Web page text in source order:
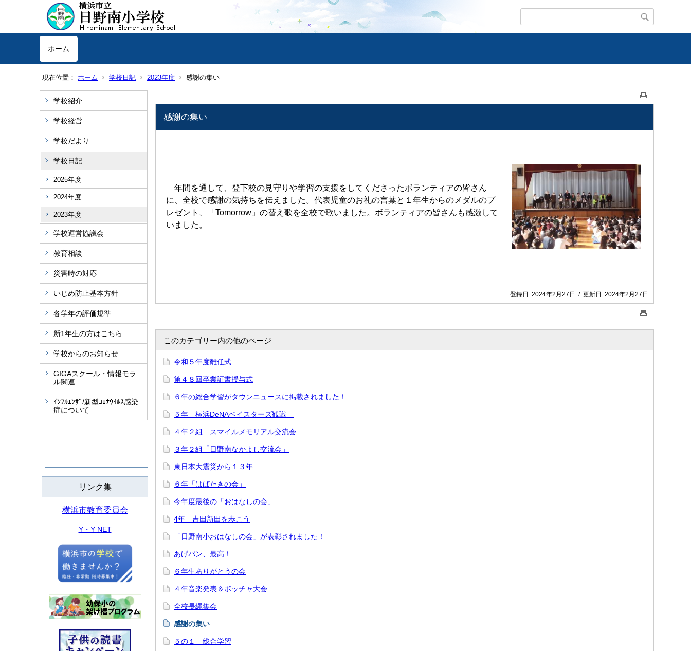
ホーム
現在位置： ホーム 学校日記 2023年度 感謝の集い
学校紹介
学校経営
学校だより
学校日記
2025年度
2024年度
2023年度
学校運営協議会
教育相談
災害時の対応
いじめ防止基本方針
各学年の評価規準
新1年生の方はこちら
学校からのお知らせ
GIGAスクール・情報モラ
ル関連
ｲﾝﾌﾙｴﾝｻﾞ/新型ｺﾛﾅｳｲﾙｽ感染
症について
リンク集
横浜市教育委員会
Y・Y NET
感謝の集い
年間を通して、登下校の見守りや学習の支援をしてくださったボランティアの皆さん
に、全校で感謝の気持ちを伝えました。代表児童のお礼の言葉と１年生からのメダルのプ
レゼント、「Tomorrow」の替え歌を全校で歌いました。ボランティアの皆さんも感激して
いました。
登録日: 2024年2月27日 / 更新日: 2024年2月27日
このカテゴリー内の他のページ
令和５年度離任式
第４８回卒業証書授与式
６年の総合学習がタウンニュースに掲載されました！
５年 横浜DeNAベイスターズ観戦
４年２組 スマイルメモリアル交流会
３年２組「日野南なかよし交流会」
東日本大震災から１３年
６年「はばたきの会」
今年度最後の「おはなしの会」
4年 吉田新田を歩こう
「日野南小おはなしの会」が表彰されました！
あげパン、最高！
６年生ありがとうの会
４年音楽発表＆ボッチャ大会
全校長縄集会
感謝の集い
５の１ 総合学習